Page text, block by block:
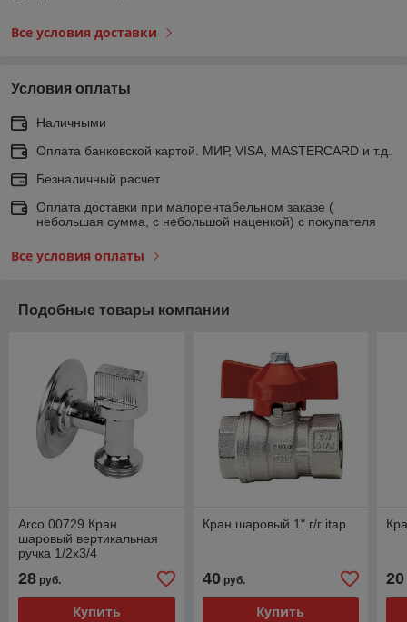
Все условия доставки
Условия оплаты
Наличными
Оплата банковской картой. МИР, VISA, MASTERCARD и т.д.
Безналичный расчет
Оплата доставки при малорентабельном заказе (
небольшая сумма, с небольшой наценкой) с покупателя
Все условия оплаты
Подобные товары компании
Arco 00729 Кран
шаровый вертикальная
ручка 1/2х3/4
28 руб.
Купить
Кран шаровый 1" г/г itap
40руб.
Купить
20